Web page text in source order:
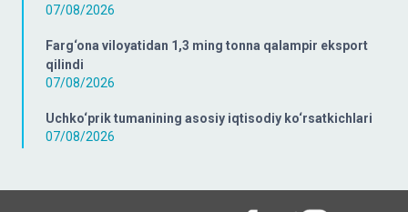
07/08/2026
Farg‘ona viloyatidan 1,3 ming tonna qalampir eksport
qilindi
07/08/2026
Uchko‘prik tumanining asosiy iqtisodiy ko‘rsatkichlari
07/08/2026